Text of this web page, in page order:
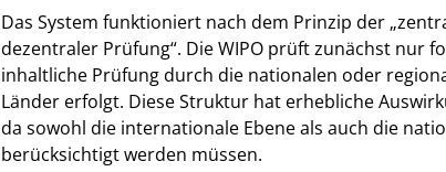
Das System funktioniert nach dem Prinzip der
dezentraler Prüfung“. Die WIPO prüft zunächst nur
inhaltliche Prüfung durch die nationalen oder
Länder erfolgt. Diese Struktur hat erhebliche
da sowohl die internationale Ebene als auch die
berücksichtigt werden müssen.